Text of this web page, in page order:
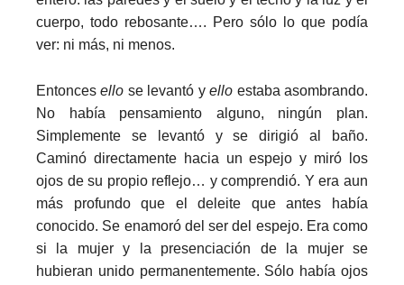
cuerpo, todo rebosante…. Pero sólo lo que podía
ver: ni más, ni menos.
Entoncesello se levantó yello estaba asombrando.
No había pensamiento alguno, ningún plan.
Simplemente se levantó y se dirigió al baño.
Caminó directamente hacia un espejo y miró los
ojos de su propio reflejo… y comprendió. Y era aun
más profundo que el deleite que antes había
conocido. Se enamoró del ser del espejo. Era como
si la mujer y la presenciación de la mujer se
hubieran unido permanentemente. Sólo había ojos